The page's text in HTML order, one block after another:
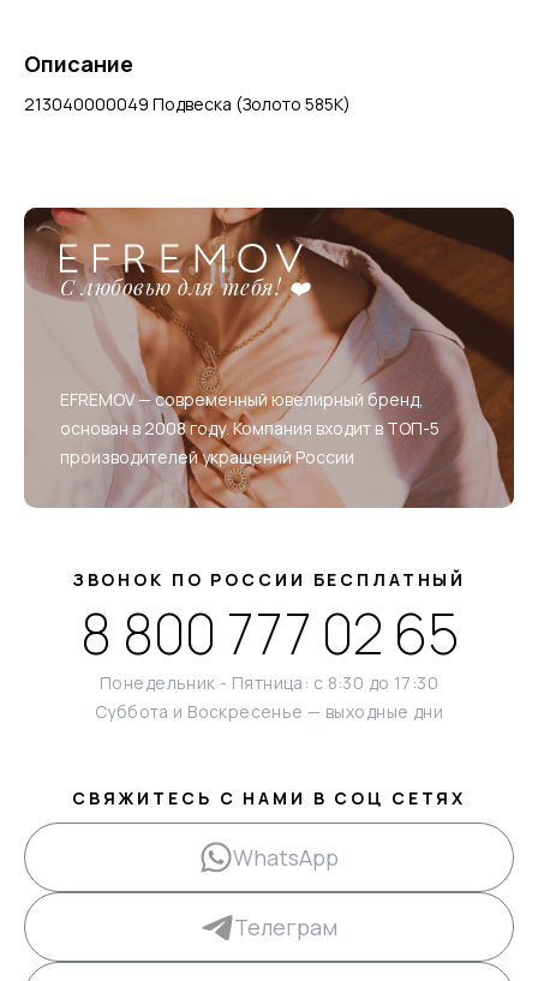
Описание
213040000049 Подвеска (Золото 585К)
С любовью для тебя! ❤️
EFREMOV — современный ювелирный бренд,
основан в 2008 году. Компания входит в ТОП-5
производителей украшений России
ЗВОНОК ПО РОССИИ БЕСПЛАТНЫЙ
8 800 777 02 65
Понедельник - Пятница: с 8:30 до 17:30
Суббота и Воскресенье — выходные дни
СВЯЖИТЕСЬ С НАМИ В СОЦ СЕТЯХ
WhatsApp
Телеграм